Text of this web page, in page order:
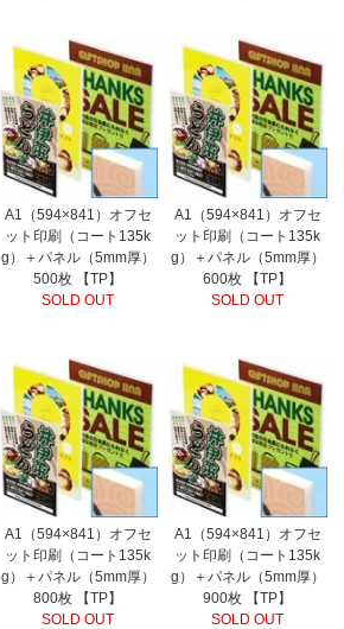
A1（594×841）オフセ
ット印刷（コート135k
g）＋パネル（5mm厚）
500枚 【TP】
SOLD OUT
A1（594×841）オフセ
ット印刷（コート135k
g）＋パネル（5mm厚）
600枚 【TP】
SOLD OUT
A1（594×841）オフセ
ット印刷（コート135k
g）＋パネル（5mm厚）
800枚 【TP】
SOLD OUT
A1（594×841）オフセ
ット印刷（コート135k
g）＋パネル（5mm厚）
900枚 【TP】
SOLD OUT